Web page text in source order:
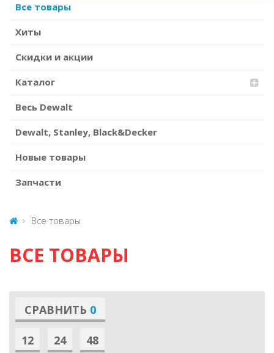
Все товары
Хиты
Скидки и акции
Каталог
Весь Dewalt
Dewalt, Stanley, Black&Decker
Новые товары
Запчасти
Все товары
ВСЕ ТОВАРЫ
СРАВНИТЬ 0
12 24 48